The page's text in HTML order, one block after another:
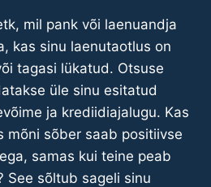
mil pank või laenuandja
kas sinu laenutaotlus on
tagasi lükatud. Otsuse
üle sinu esitatud
ja krediidiajalugu. Kas
mõni sõber saab positiivse
samas kui teine peab
See sõltub sageli sinu